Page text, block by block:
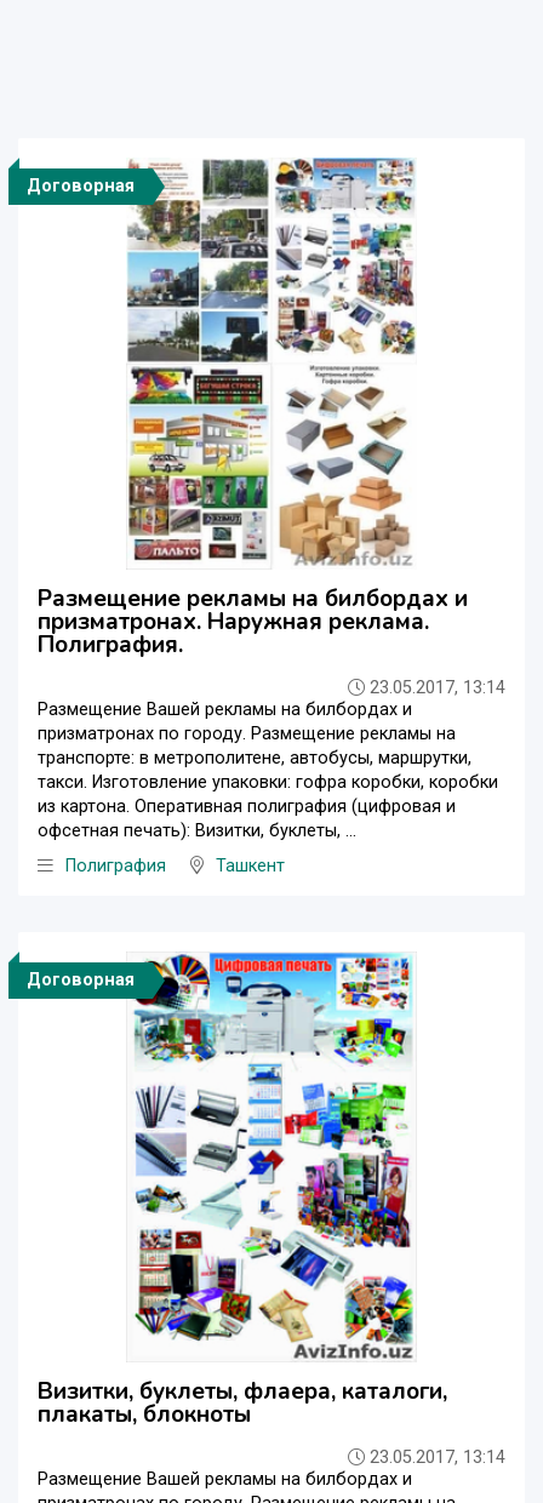
Договорная
Размещение рекламы на билбордах и
призматронах. Наружная реклама.
Полиграфия.
23.05.2017, 13:14
Размещение Вашей рекламы на билбордах и
призматронах по городу. Размещение рекламы на
транспорте: в метрополитене, автобусы, маршрутки,
такси. Изготовление упаковки: гофра коробки, коробки
из картона. Оперативная полиграфия (цифровая и
офсетная печать): Визитки, буклеты, ...
Полиграфия
Ташкент
Договорная
Визитки, буклеты, флаера, каталоги,
плакаты, блокноты
23.05.2017, 13:14
Размещение Вашей рекламы на билбордах и